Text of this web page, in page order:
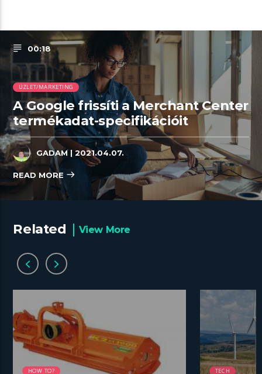
00:18
ÜZLET/MARKETING
A Google frissíti a Merchant Center
termékadat-specifikációit
GADAM| 2021.04.07.
READ MORE
Related View More
HOW TO? TECH